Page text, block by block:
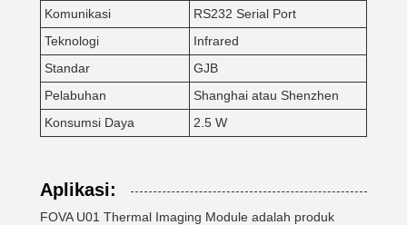
Komunikasi
RS232 Serial Port
Teknologi
Infrared
Standar
GJB
Pelabuhan
Shanghai atau Shenzhen
Konsumsi Daya
2.5 W
Aplikasi:
FOVA U01 Thermal Imaging Module adalah produk